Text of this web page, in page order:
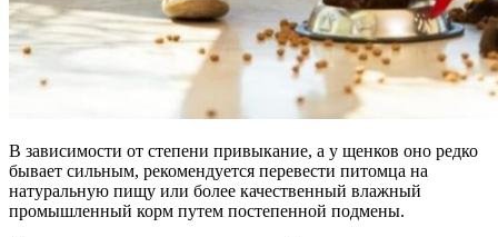
В зависимости от степени привыкание, а у щенков оно редко
бывает сильным, рекомендуется перевести питомца на
натуральную пищу или более качественный влажный
промышленный корм путем постепенной подмены.